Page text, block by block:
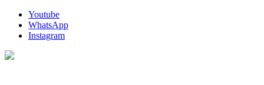
Youtube
WhatsApp
Instagram